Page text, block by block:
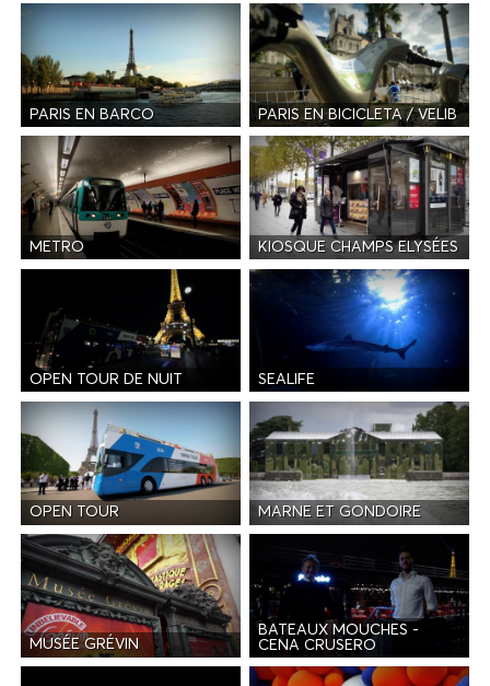
PARIS EN BARCO PARIS EN BICICLETA / VELIB
METRO KIOSQUE CHAMPS ELYSÉES
OPEN TOUR DE NUIT SEALIFE
OPEN TOUR MARNE ET GONDOIRE
MUSÉE GRÉVIN
BATEAUX MOUCHES -
CENA CRUSERO